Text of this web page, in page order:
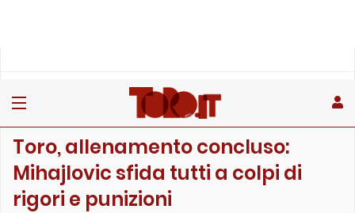
Toro, allenamento concluso:
Mihajlovic sfida tutti a colpi di
rigori e punizioni